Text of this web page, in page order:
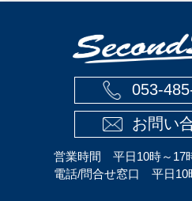
053-
お問い
営業時間 平日10時～17
電話/問合せ窓口 平日10